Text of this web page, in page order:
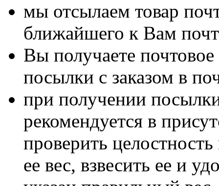
мы отсылаем товар
ближайшего к Вам
Вы получаете
посылки с заказом в
при получении
рекомендуется в
проверить
ее вес, взвесить ее и